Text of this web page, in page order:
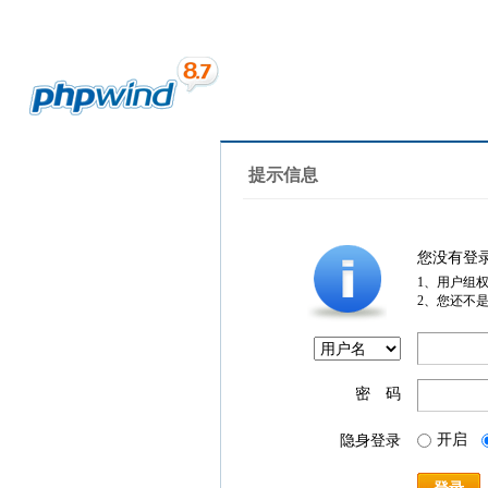
提示信息
您没有登
1、用户组
2、您还不
密 码
隐身登录 开启